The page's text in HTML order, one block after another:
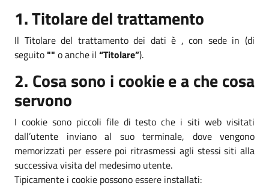
1. Titolare del trattamento
Il Titolare del trattamento dei dati è , con sede in (di
seguito"" o anche il “Titolare”).
2. Cosa sono i cookie e a che cosa
servono
I cookie sono piccoli file di testo che i siti web visitati
dall’utente inviano al suo terminale, dove vengono
memorizzati per essere poi ritrasmessi agli stessi siti alla
successiva visita del medesimo utente.
Tipicamente i cookie possono essere installati: